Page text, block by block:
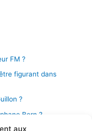
aux
FM ?
figurant dans
?
Bern ?